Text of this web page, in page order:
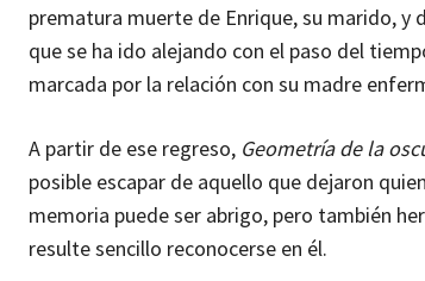
prematura muerte de Enrique, su marido, y
que se ha ido alejando con el paso del
marcada por la relación con su madre
A partir de ese regreso, Geometría de la
posible escapar de aquello que dejaron
memoria puede ser abrigo, pero también
resulte sencillo reconocerse en él.